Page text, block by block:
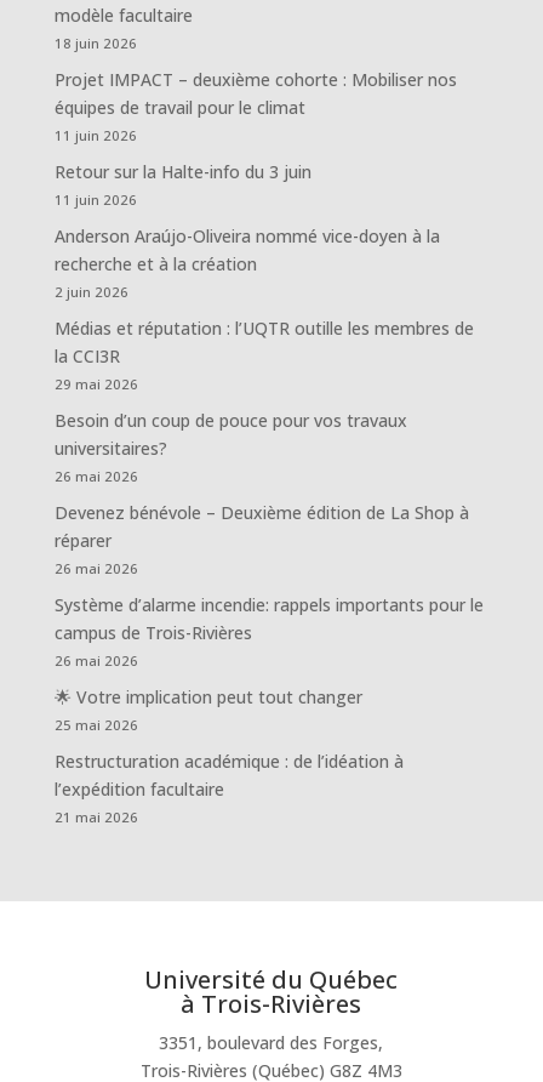
modèle facultaire
18 juin 2026
Projet IMPACT – deuxième cohorte : Mobiliser nos
équipes de travail pour le climat
11 juin 2026
Retour sur la Halte-info du 3 juin
11 juin 2026
Anderson Araújo-Oliveira nommé vice-doyen à la
recherche et à la création
2 juin 2026
Médias et réputation : l’UQTR outille les membres de
la CCI3R
29 mai 2026
Besoin d’un coup de pouce pour vos travaux
universitaires?
26 mai 2026
Devenez bénévole – Deuxième édition de La Shop à
réparer
26 mai 2026
Système d’alarme incendie: rappels importants pour le
campus de Trois-Rivières
26 mai 2026
🌟 Votre implication peut tout changer
25 mai 2026
Restructuration académique : de l’idéation à
l’expédition facultaire
21 mai 2026
Université du Québec
à Trois-Rivières
3351, boulevard des Forges,
Trois-Rivières (Québec) G8Z 4M3